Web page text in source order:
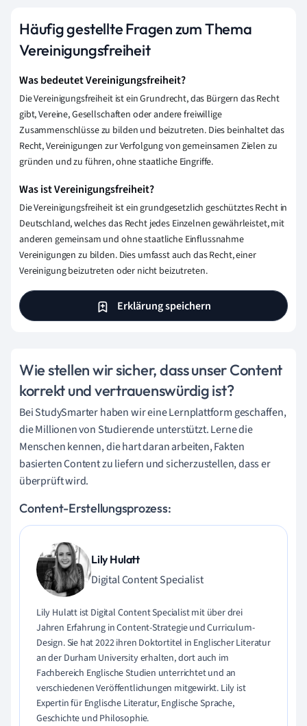
Häufig gestellte Fragen zum Thema
Vereinigungsfreiheit
Was bedeutet Vereinigungsfreiheit?
Die Vereinigungsfreiheit ist ein Grundrecht, das Bürgern das Recht
gibt, Vereine, Gesellschaften oder andere freiwillige
Zusammenschlüsse zu bilden und beizutreten. Dies beinhaltet das
Recht, Vereinigungen zur Verfolgung von gemeinsamen Zielen zu
gründen und zu führen, ohne staatliche Eingriffe.
Was ist Vereinigungsfreiheit?
Die Vereinigungsfreiheit ist ein grundgesetzlich geschütztes Recht in
Deutschland, welches das Recht jedes Einzelnen gewährleistet, mit
anderen gemeinsam und ohne staatliche Einflussnahme
Vereinigungen zu bilden. Dies umfasst auch das Recht, einer
Vereinigung beizutreten oder nicht beizutreten.
Erklärung speichern
Wie stellen wir sicher, dass unser Content
korrekt und vertrauenswürdig ist?
Bei StudySmarter haben wir eine Lernplattform geschaffen,
die Millionen von Studierende unterstützt. Lerne die
Menschen kennen, die hart daran arbeiten, Fakten
basierten Content zu liefern und sicherzustellen, dass er
überprüft wird.
Content-Erstellungsprozess:
Lily Hulatt
Digital Content Specialist
Lily Hulatt ist Digital Content Specialist mit über drei
Jahren Erfahrung in Content-Strategie und Curriculum-
Design. Sie hat 2022 ihren Doktortitel in Englischer Literatur
an der Durham University erhalten, dort auch im
Fachbereich Englische Studien unterrichtet und an
verschiedenen Veröffentlichungen mitgewirkt. Lily ist
Expertin für Englische Literatur, Englische Sprache,
Geschichte und Philosophie.